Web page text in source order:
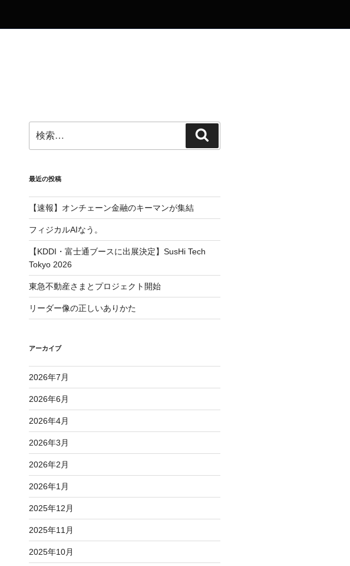
索:
索
最近の投稿
【速報】オンチェーン金融のキーマンが集結
フィジカルAIなう。
【KDDI・富士通ブースに出展決定】SusHi Tech
Tokyo 2026
東急不動産さまとプロジェクト開始
リーダー像の正しいありかた
アーカイブ
2026年7月
2026年6月
2026年4月
2026年3月
2026年2月
2026年1月
2025年12月
2025年11月
2025年10月